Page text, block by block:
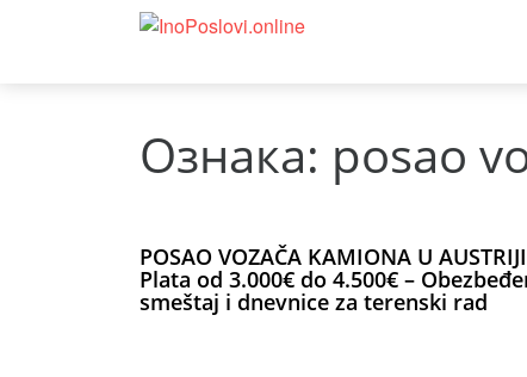
Ознака: posao
POSAO VOZAČA KAMIONA U
Plata od 3.000€ do 4.500€ –
smeštaj i dnevnice za terenski rad